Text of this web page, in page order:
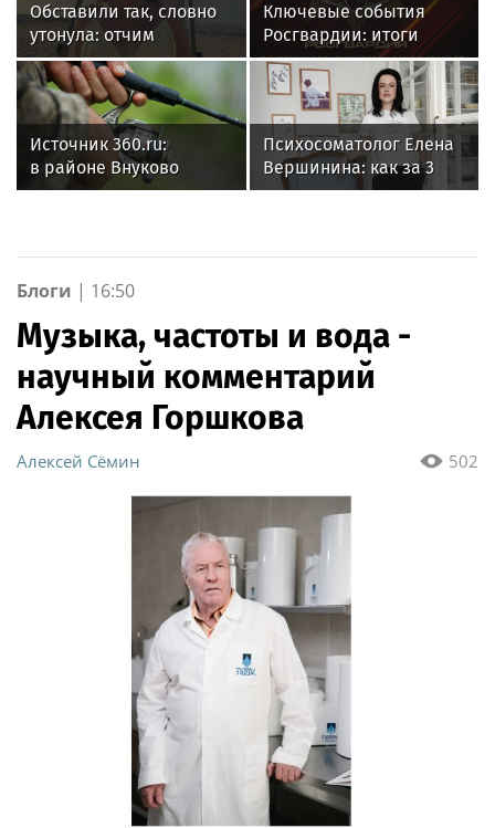
Обставили так, словно
утонула: отчим
пропавшей во
Вьетнаме москвички
Махмудовой заявил,
что ее могли похитить
Ключевые события
Росгвардии: итоги
недели с 13 по 19 июля
(видео)
Источник 360.ru:
в районе Внуково
рыбак поймал
Психосоматолог Елена
Вершинина: как за 3
минуты вернуть себе
Блоги | 16:50
Музыка, частоты и вода -
научный комментарий
Алексея Горшкова
502
Алексей Сёмин